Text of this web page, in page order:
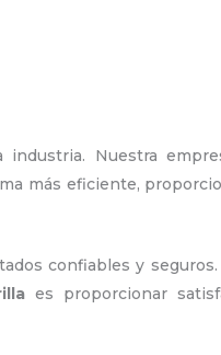
Nuestra
más eficiente,
confiables y
es proporcionar